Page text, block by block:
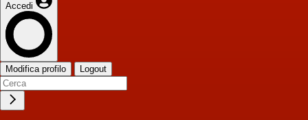
Accedi
Modifica profilo Logout